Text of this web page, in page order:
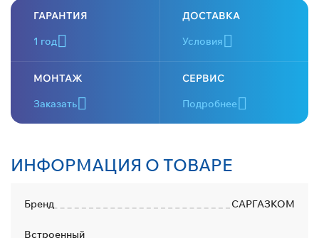
ГАРАНТИЯ
1 год
ДОСТАВКА
Условия
МОНТАЖ
Заказать
СЕРВИС
Подробнее
ИНФОРМАЦИЯ О ТОВАРЕ
Бренд САРГАЗКОМ
Встроенный